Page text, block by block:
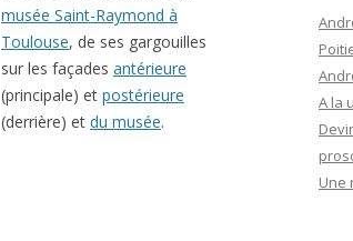
musée Saint-Raymond à
Toulouse, de ses gargouilles
sur les façades antérieure
(principale) et postérieure
(derrière) et du musée.
A la
Une